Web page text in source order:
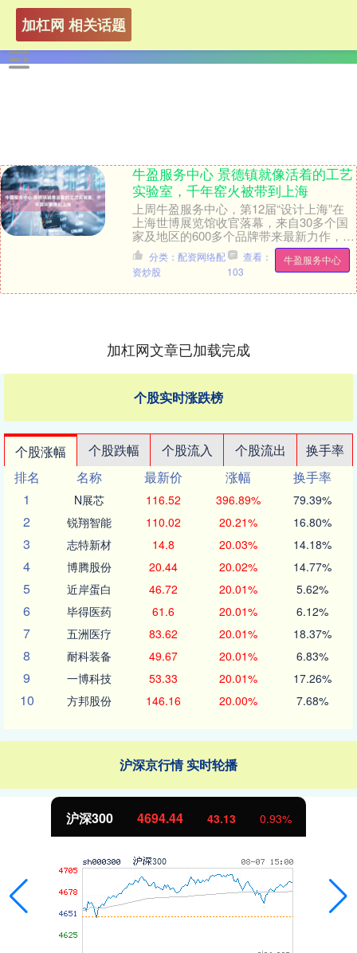
加杠网 相关话题
牛盈服务中心 景德镇就像活着的工艺
实验室，千年窑火被带到上海
上周牛盈服务中心，第12届“设计上海”在
上海世博展览馆收官落幕，来自30多个国
家及地区的600多个品牌带来最新力作，共
同呈现全球设计产业的创新与流变。 在国
际大....
牛盈服务中心
分类：配资网络配
资炒股
查看：
103
加杠网文章已加载完成
个股实时涨跌榜
个股涨幅 个股跌幅 个股流入 个股流出
换手率
排名
名称 最新价 涨幅
换手率
1
N展芯 116.52 396.89% 79.39%
2 锐翔智能 110.02 20.21% 16.80%
3 志特新材 14.8 20.03% 14.18%
4 博腾股份 20.44 20.02% 14.77%
5 近岸蛋白 46.72 20.01% 5.62%
6 毕得医药 61.6 20.01% 6.12%
7 五洲医疗 83.62 20.01% 18.37%
8 耐科装备 49.67 20.01% 6.83%
9 一博科技 53.33 20.01% 17.26%
10 方邦股份 146.16 20.00% 7.68%
沪深京行情 实时轮播
北证50 1134.24 11.37 1.01%